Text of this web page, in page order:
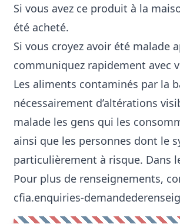
Si vous avez ce produit à la
été acheté.
Si vous croyez avoir été malade
communiquez rapidement avec
Les aliments contaminés par la
nécessairement d’altérations
malade les gens qui les
ainsi que les personnes dont le
particulièrement à risque. Dans
Pour plus de renseignements,
cfia.enquiries-